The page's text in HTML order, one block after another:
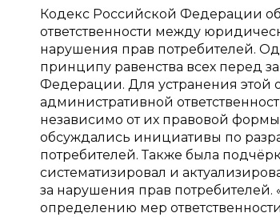
Кодекс Российской Федерации
ответственности между
нарушения прав потребителей.
принципу равенства всех перед
Федерации. Для устранения
административной
независимо от их правовой
обсуждались инициативы по
потребителей. Также была
систематизировал и
за нарушения прав потребителей.
определению мер